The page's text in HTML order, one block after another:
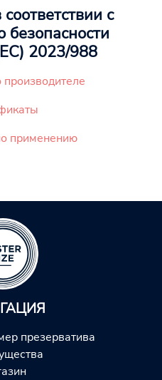
с
2023/988
применению
презерватива